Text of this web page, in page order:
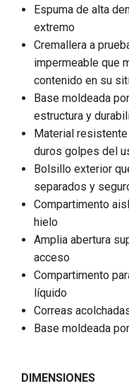
Espuma de alta
extremo
Cremallera a
impermeable que
contenido en su
Base moldeada
estructura y
Material
duros golpes del
Bolsillo exterior
separados y
Compartimento
hielo
Amplia abertura
acceso
Compartimento
líquido
Correas
Base moldeada
DIMENSIONES